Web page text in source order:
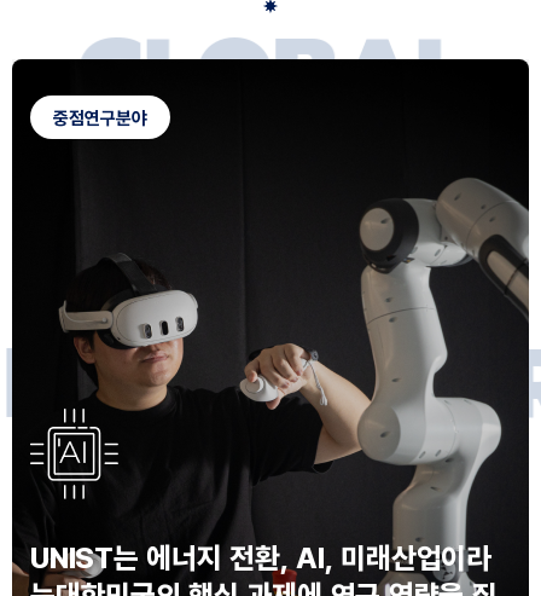
GLOBAL
CA S
R
FU TU RE
NNOVATO
S
중점연구분야
UNIST는 에너지 전환, AI, 미래산업이라